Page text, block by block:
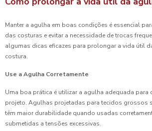
Manter a agulha em boas condições é essencial
das costuras e evitar a necessidade de trocas
algumas dicas eficazes para prolongar a vida útil
costura.
Use a Agulha Corretamente
Uma boa prática é utilizar a agulha adequada para
projeto. Agulhas projetadas para tecidos grossos
têm maior durabilidade quando usadas
submetidas a tensões excessivas.